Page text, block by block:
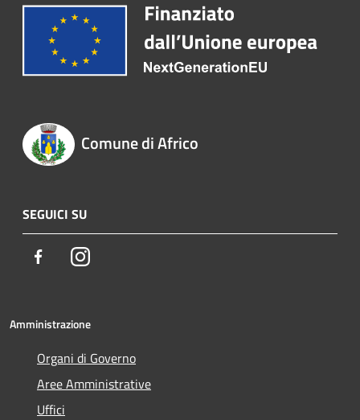
Comune di Africo
SEGUICI SU
FacebookInstagram
Amministrazione
Organi di Governo
Aree Amministrative
Uffici